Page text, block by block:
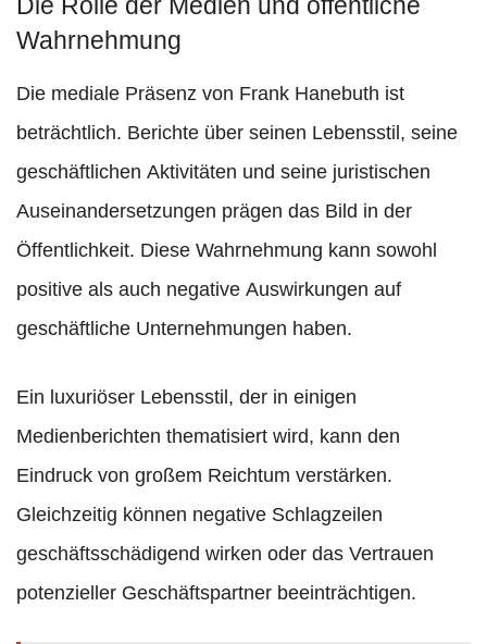
Die Rolle der Medien und öffentliche
Wahrnehmung
Die mediale Präsenz von Frank Hanebuth ist
beträchtlich. Berichte über seinen Lebensstil, seine
geschäftlichen Aktivitäten und seine juristischen
Auseinandersetzungen prägen das Bild in der
Öffentlichkeit. Diese Wahrnehmung kann sowohl
positive als auch negative Auswirkungen auf
geschäftliche Unternehmungen haben.
Ein luxuriöser Lebensstil, der in einigen
Medienberichten thematisiert wird, kann den
Eindruck von großem Reichtum verstärken.
Gleichzeitig können negative Schlagzeilen
geschäftsschädigend wirken oder das Vertrauen
potenzieller Geschäftspartner beeinträchtigen.